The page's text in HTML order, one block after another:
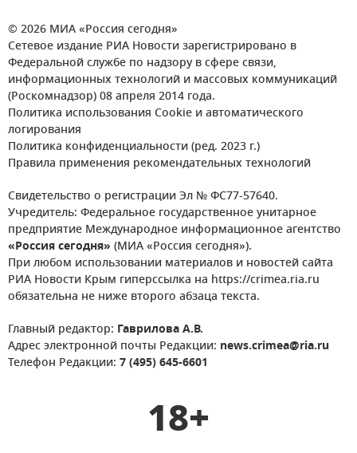
© 2026 МИА «Россия сегодня»
Сетевое издание РИА Новости зарегистрировано в
Федеральной службе по надзору в сфере связи,
информационных технологий и массовых коммуникаций
(Роскомнадзор) 08 апреля 2014 года.
Политика использования Cookie и автоматического
логирования
Политика конфиденциальности (ред. 2023 г.)
Правила применения рекомендательных технологий
Свидетельство о регистрации Эл № ФС77-57640.
Учредитель: Федеральное государственное унитарное
предприятие Международное информационное агентство
«Россия сегодня» (МИА «Россия сегодня»).
При любом использовании материалов и новостей сайта
РИА Новости Крым гиперссылка на https://crimea.ria.ru
обязательна не ниже второго абзаца текста.
Главный редактор: Гаврилова А.В.
Адрес электронной почты Редакции: news.crimea@ria.ru
Телефон Редакции: 7 (495) 645-6601
18+